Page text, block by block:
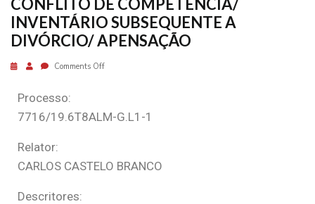
CONFLITO DE COMPETÊNCIA/
INVENTÁRIO SUBSEQUENTE A
DIVÓRCIO/ APENSAÇÃO
Comments Off
Processo:
7716/19.6T8ALM-G.L1-1
Relator:
CARLOS CASTELO BRANCO
Descritores: